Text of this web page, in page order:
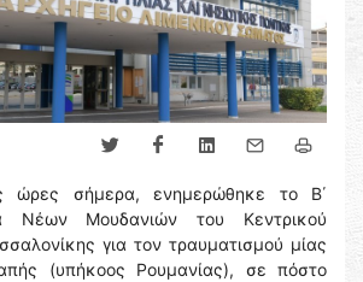
ώρες σήμερα, ενημερώθηκε το Β΄
Νέων Μουδανιών του Κεντρικού
για τον τραυματισμού μίας
(υπήκοος Ρουμανίας), σε πόστο